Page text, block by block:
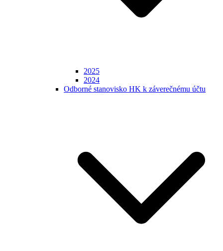
2025
2024
Odborné stanovisko HK k záverečnému účtu